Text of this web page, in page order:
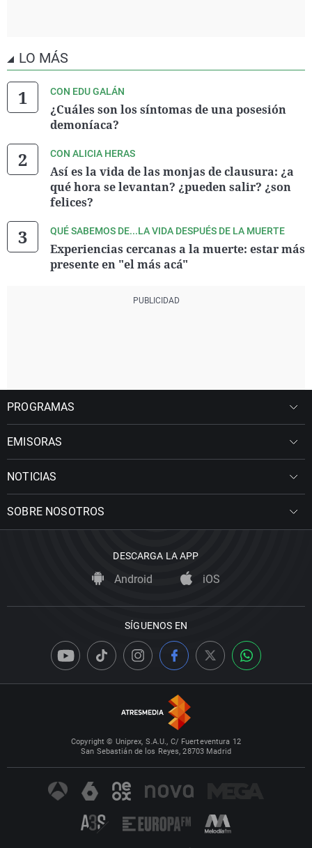
LO MÁS
CON EDU GALÁN
¿Cuáles son los síntomas de una posesión
demoníaca?
CON ALICIA HERAS
Así es la vida de las monjas de clausura: ¿a
qué hora se levantan? ¿pueden salir? ¿son
felices?
QUÉ SABEMOS DE...LA VIDA DESPUÉS DE LA MUERTE
Experiencias cercanas a la muerte: estar más
presente en "el más acá"
PROGRAMAS
EMISORAS
NOTICIAS
SOBRE NOSOTROS
DESCARGA LA APP
Android iOS
SÍGUENOS EN
Copyright © Uniprex, S.A.U., C/ Fuerteventura 12
San Sebastián de los Reyes, 28703 Madrid